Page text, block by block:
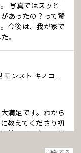
写真ではスッと
あったの？って驚
今後は、我が家で
。
満足です。わから
教えてくださり初
持っていない、可